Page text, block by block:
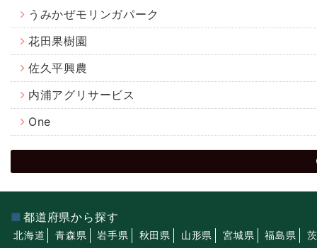
うみかぜモリンガパーク
花田果樹園
佐久平興農
内浦アグリサービス
One
都道府県から探す
北海道 青森県 岩手県 秋田県 山形県 宮城県 福島県